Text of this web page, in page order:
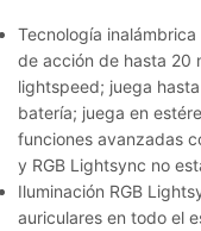
Tecnología
de acción de hasta 20
lightspeed; juega
batería; juega en
funciones avanzadas
y RGB Lightsync no
Iluminación RGB
auriculares en todo el